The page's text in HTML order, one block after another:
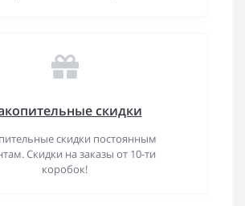
скидки
скидки постоянным
Скидки на заказы от 10-ти
коробок!